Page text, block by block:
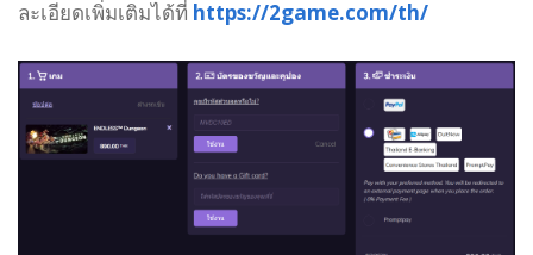
ละเอียดเพิ่มเติมได้ที่ https://2game.com/th/